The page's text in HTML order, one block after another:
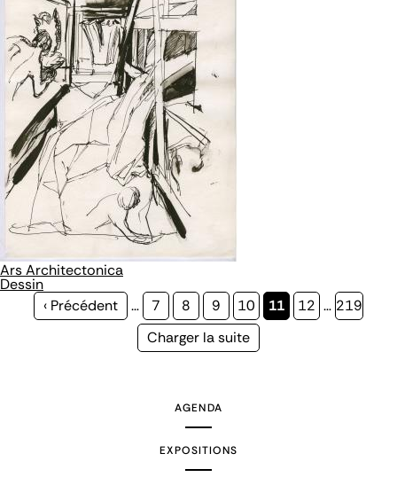
Ars Architectonica
Dessin
Page
‹ Précédent … Page
7 Page
8 Page
9 Page
10
Page
11 Page
12 … Page
219
Page
Charger la suite
AGENDA
EXPOSITIONS